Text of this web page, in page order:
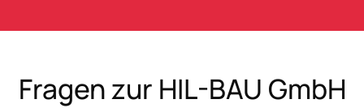
Fragen zur HIL-BAU GmbH